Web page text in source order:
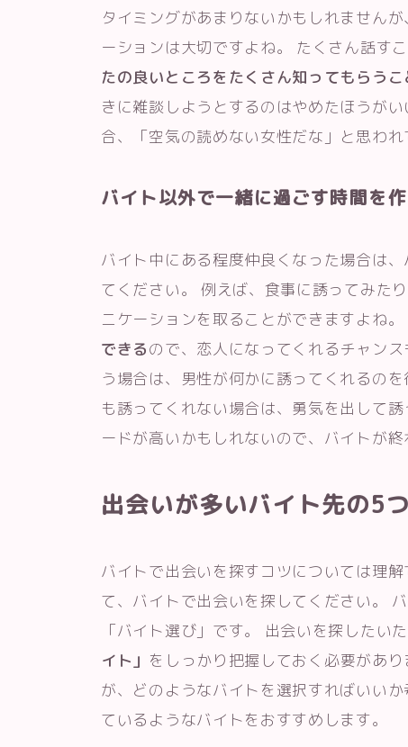
タイミングがあまりないかもしれません
ーションは大切ですよね。 たくさん話す
たの良いところをたくさん知ってもらうこ
きに雑談しようとするのはやめたほうが
合、「空気の読めない女性だな」と思われ
バイト以外で一緒に過ごす時間を
バイト中にある程度仲良くなった場合は
てください。 例えば、食事に誘ってみた
ニケーションを取ることができますよね。
できるので、恋人になってくれるチャン
う場合は、男性が何かに誘ってくれるの
も誘ってくれない場合は、勇気を出して
ードが高いかもしれないので、バイトが
出会いが多いバイト先の5
バイトで出会いを探すコツについては理
て、バイトで出会いを探してください。
「バイト選び」です。 出会いを探したい
イト」 をしっかり把握しておく必要があ
が、どのようなバイトを選択すればいい
ているようなバイトをおすすめします。